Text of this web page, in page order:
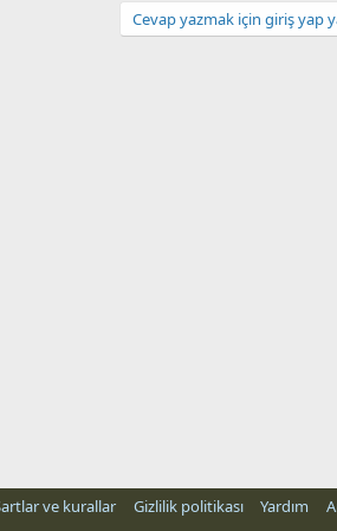
Cevap yazmak için giriş yap
ve kurallar Gizlilik politikası Yardım